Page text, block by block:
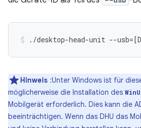
./desktop-head-unit --usb=[
Hinweis :Unter Windows ist für
möglicherweise die Installation des
Mobilgerät erforderlich. Dies kann die
beeinträchtigen. Wenn das DHU das